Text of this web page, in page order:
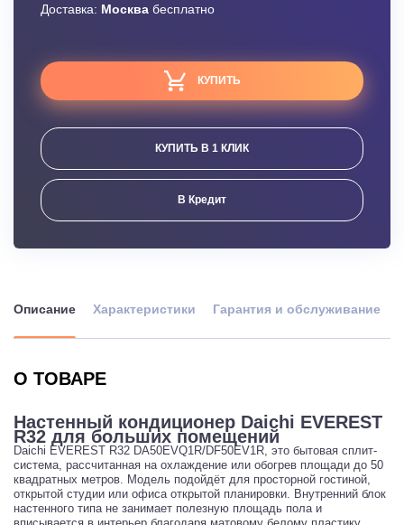
Доставка: Москва бесплатно
КУПИТЬ
КУПИТЬ В 1 КЛИК
В Кредит
Описание Характеристики Гарантия и обслуживание
О ТОВАРЕ
Настенный кондиционер Daichi EVEREST
R32 для больших помещений
Daichi EVEREST R32 DA50EVQ1R/DF50EV1R, это бытовая сплит-
система, рассчитанная на охлаждение или обогрев площади до 50
квадратных метров. Модель подойдёт для просторной гостиной,
открытой студии или офиса открытой планировки. Внутренний блок
настенного типа не занимает полезную площадь пола и